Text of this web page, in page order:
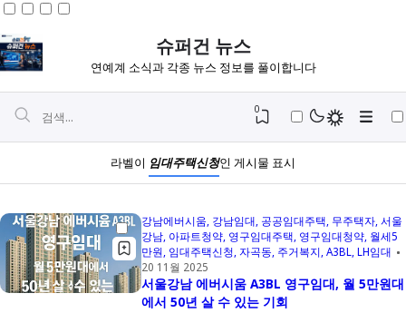
슈퍼건 뉴스
연예계 소식과 각종 뉴스 정보를 풀이합니다
0
라벨이 임대주택신청인 게시물 표시
강남에버시움 강남임대 공공임대주택 무주택자 서울
강남 아파트청약 영구임대주택 영구임대청약 월세5
만원 임대주택신청 자곡동 주거복지 A3BL
LH임대
20 11월 2025
서울강남 에버시움 A3BL 영구임대, 월 5만원대
에서 50년 살 수 있는 기회